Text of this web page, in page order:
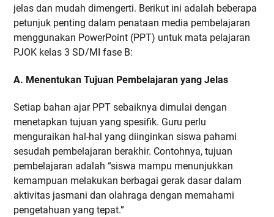
jelas dan mudah dimengerti. Berikut ini adalah beberapa
petunjuk penting dalam penataan media pembelajaran
menggunakan PowerPoint (PPT) untuk mata pelajaran
PJOK kelas 3 SD/MI fase B:
A. Menentukan Tujuan Pembelajaran yang Jelas
Setiap bahan ajar PPT sebaiknya dimulai dengan
menetapkan tujuan yang spesifik. Guru perlu
menguraikan hal-hal yang diinginkan siswa pahami
sesudah pembelajaran berakhir. Contohnya, tujuan
pembelajaran adalah “siswa mampu menunjukkan
kemampuan melakukan berbagai gerak dasar dalam
aktivitas jasmani dan olahraga dengan memahami
pengetahuan yang tepat.”